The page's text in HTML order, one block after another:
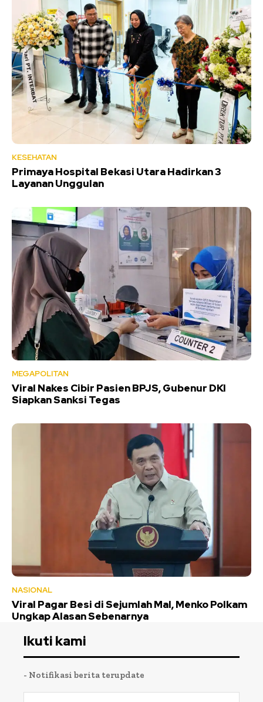
KESEHATAN
Primaya Hospital Bekasi Utara Hadirkan 3
Layanan Unggulan
MEGAPOLITAN
Viral Nakes Cibir Pasien BPJS, Gubenur DKI
Siapkan Sanksi Tegas
NASIONAL
Viral Pagar Besi di Sejumlah Mal, Menko Polkam
Ungkap Alasan Sebenarnya
Ikuti kami
- Notifikasi berita terupdate